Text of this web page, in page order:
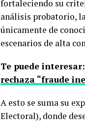
fortaleciendo su
análisis probatorio,
únicamente de
escenarios de alta
Te puede interesar:
rechaza “fraude
A esto se suma su
Electoral), donde